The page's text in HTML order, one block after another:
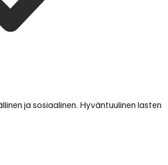
ja sosiaalinen. Hyväntuulinen lasten